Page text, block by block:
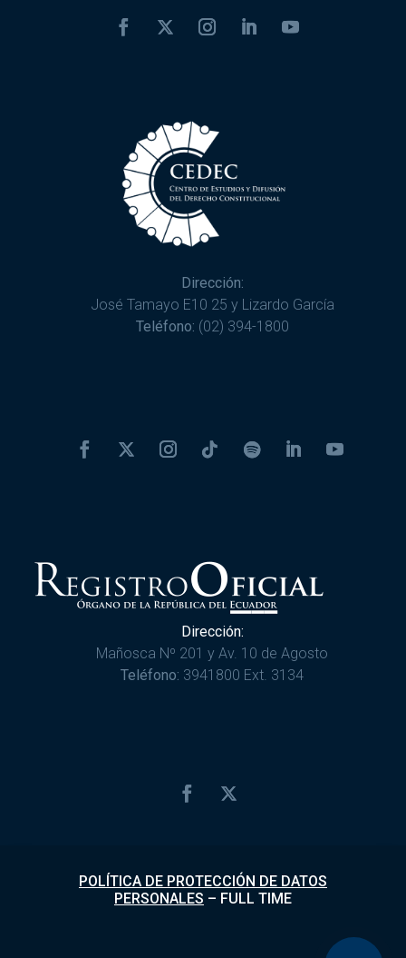
Dirección:
José Tamayo E10 25 y Lizardo García
Teléfono: (02) 394-1800
Dirección:
Mañosca Nº 201 y Av. 10 de Agosto
Teléfono: 3941800 Ext. 3134
POLÍTICA DE PROTECCIÓN DE DATOS
PERSONALES – FULL TIME